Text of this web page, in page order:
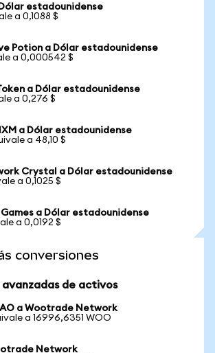
estadounidense
a 0,1088 $
Potion a Dólar estadounidense
a 0,000542 $
a Dólar estadounidense
a 0,276 $
a Dólar estadounidense
a 48,10 $
Crystal a Dólar estadounidense
a 0,1025 $
a Dólar estadounidense
a 0,0192 $
conversiones
avanzadas de activos
a Wootrade Network
a 16996,6351 WOO
Network